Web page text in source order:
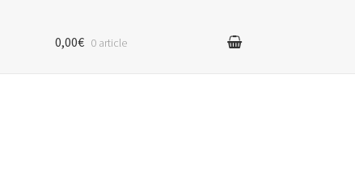
0,00€ 0 article